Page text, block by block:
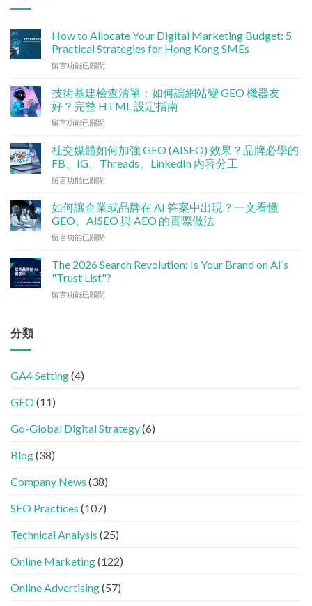
How to Allocate Your Digital Marketing Budget: 5
Practical Strategies for Hong Kong SMEs
在
碼
行
銷
預
點
分
香
中
小
5
用
策
略〉
留言功能已關閉
技術基建檢查清單：如何讓網站變 GEO 機器友
好？完整 HTML 設定指南
在
術
基
建
檢
清
單：
何
網
站
GEO
整
HTML
定
南〉
留言功能已關閉
社交媒體如何加強 GEO (AISEO) 效果？品牌必學的
FB、IG、Threads、LinkedIn 內容分工
在
交
媒
體
如
加
強
(AISEO)
的
IG、
LinkedIn
容
分
中
留言功能已關閉
如何讓企業或品牌在 AI 答案中出現？一文看懂
GEO、AISEO 與 AEO 的實際做法
在
何
讓
業
案
出
一
看
懂
AISEO
AEO
實
做
法〉
留言功能已關閉
The 2026 Search Revolution: Is Your Brand on AI’s
"Trust List"?
在
已
進
GEO
代
品
如
進
的
任
留言功能已關閉
分類
GA4 Setting(4)
GEO(11)
Go-Global Digital Strategy(6)
Blog(38)
Company News (38)
SEO Practices (107)
Technical Analysis (25)
Online Marketing(122)
Online Advertising(57)